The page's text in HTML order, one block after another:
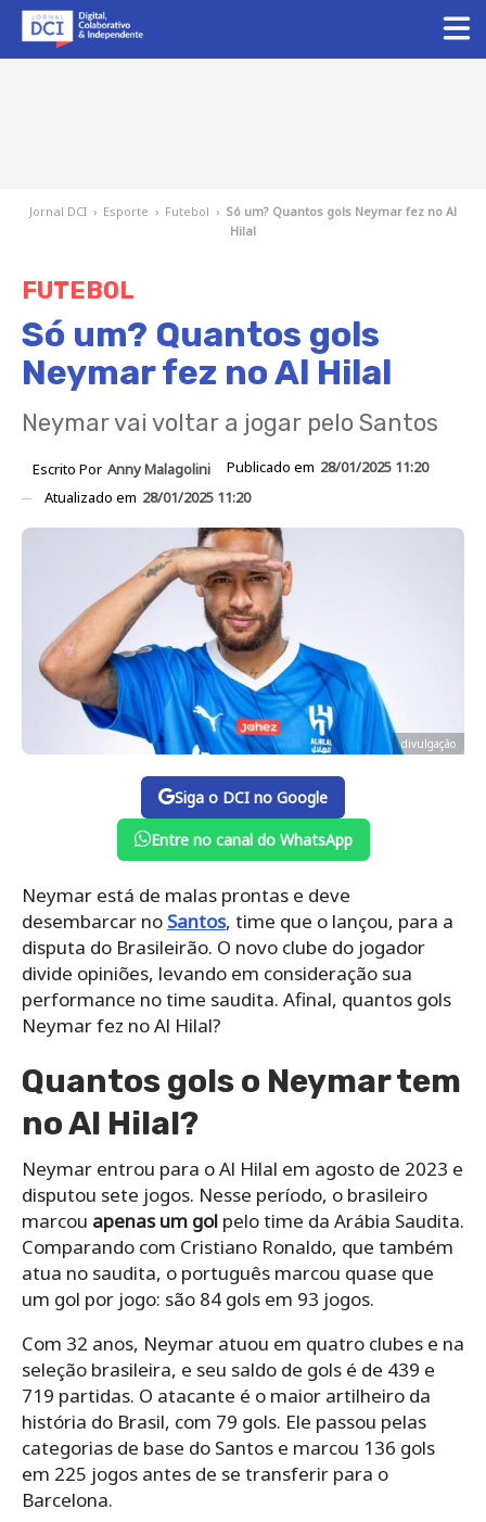
Jornal DCI › Esporte › Futebol › Só um? Quantos gols Neymar fez no Al
Hilal
FUTEBOL
Só um? Quantos gols
Neymar fez no Al Hilal
Neymar vai voltar a jogar pelo Santos
Escrito Por Anny Malagolini Publicado em 28/01/2025 11:20
Atualizado em 28/01/2025 11:20
divulgação
Siga o DCI no Google
Entre no canal do WhatsApp
Neymar está de malas prontas e deve
desembarcar no Santos, time que o lançou, para a
disputa do Brasileirão. O novo clube do jogador
divide opiniões, levando em consideração sua
performance no time saudita. Afinal, quantos gols
Neymar fez no Al Hilal?
Quantos gols o Neymar tem
no Al Hilal?
Neymar entrou para o Al Hilal em agosto de 2023 e
disputou sete jogos. Nesse período, o brasileiro
marcou apenas um gol pelo time da Arábia Saudita.
Comparando com Cristiano Ronaldo, que também
atua no saudita, o português marcou quase que
um gol por jogo: são 84 gols em 93 jogos.
Com 32 anos, Neymar atuou em quatro clubes e na
seleção brasileira, e seu saldo de gols é de 439 e
719 partidas. O atacante é o maior artilheiro da
história do Brasil, com 79 gols. Ele passou pelas
categorias de base do Santos e marcou 136 gols
em 225 jogos antes de se transferir para o
Barcelona.